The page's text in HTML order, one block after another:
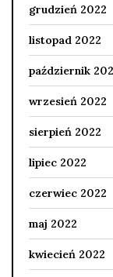
grudzień 2022
listopad 2022
październik
wrzesień 2022
sierpień 2022
lipiec 2022
czerwiec 2022
maj 2022
kwiecień 2022